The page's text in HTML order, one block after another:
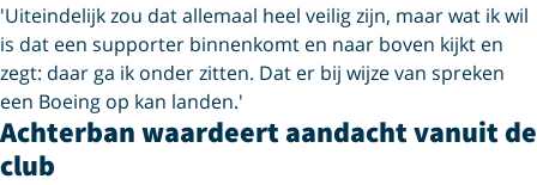
'Uiteindelijk zou dat allemaal heel veilig zijn, maar wat ik wil
is dat een supporter binnenkomt en naar boven kijkt en
zegt: daar ga ik onder zitten. Dat er bij wijze van spreken
een Boeing op kan landen.'
Achterban waardeert aandacht vanuit de
club